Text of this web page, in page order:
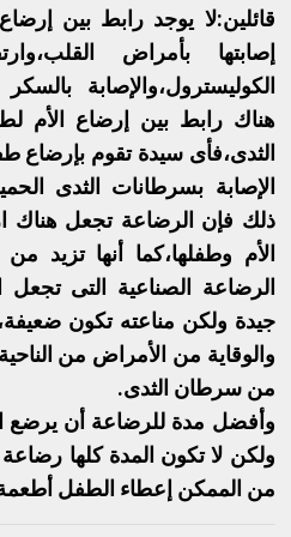
قائلين:لا يوجد رابط بين
إصابتها بأمراض
الكوليسترول،والإصابة
هناك رابط بين إرضاع الأم
الثدى،فأى سيدة تقوم بإرضاع
الإصابة بسرطانات الثدى
ذلك فإن الرضاعة تجعل هناك
الأم وطفلها،كما أنها
الرضاعة الصناعية التى
جيدة ولكن مناعته تكون
والوقاية من الأمراض من
من سرطان الثدى.
وأفضل مدة للرضاعة أن يرضع
ولكن لا تكون المدة كلها
من الممكن إعطاء الطفل